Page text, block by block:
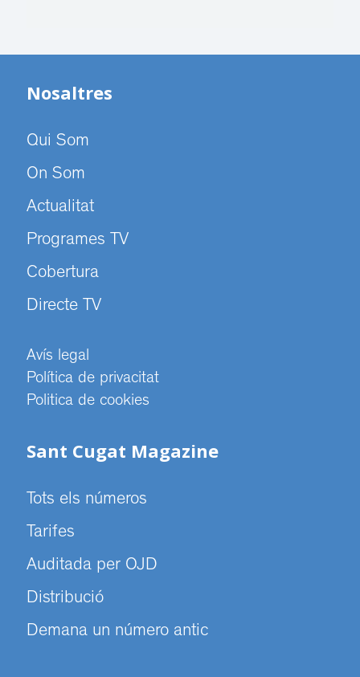
Nosaltres
Qui Som
On Som
Actualitat
Programes TV
Cobertura
Directe TV
Avís legal
Política de privacitat
Politica de cookies
Sant Cugat Magazine
Tots els números
Tarifes
Auditada per OJD
Distribució
Demana un número antic